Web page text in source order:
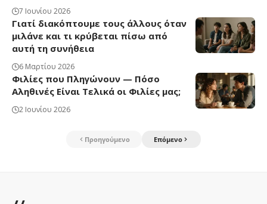
7 Ιουνίου 2026
Γιατί διακόπτουμε τους άλλους όταν
μιλάνε και τι κρύβεται πίσω από
αυτή τη συνήθεια
6 Μαρτίου 2026
Φιλίες που Πληγώνουν — Πόσο
Αληθινές Είναι Τελικά οι Φιλίες μας;
2 Ιουνίου 2026
Προηγούμενο Επόμενο